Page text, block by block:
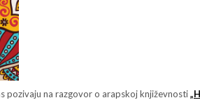
pozivaju na razgovor o arapskoj književnosti